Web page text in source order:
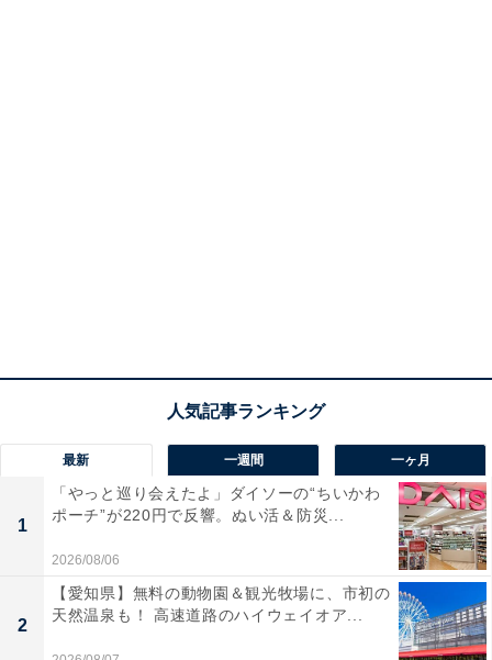
最新 一週間 一ヶ月
1
「やっと巡り会えたよ」ダイソーの“ちいかわ
ポーチ”が220円で反響。ぬい活＆防災...
2026/08/06
2
【愛知県】無料の動物園＆観光牧場に、市初の
天然温泉も！ 高速道路のハイウェイオア...